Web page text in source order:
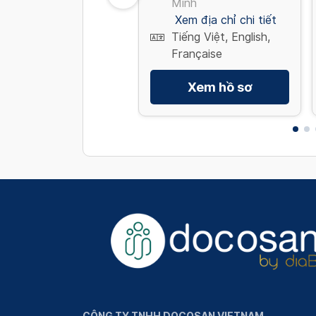
Minh
Xem địa chỉ chi tiết
Tiếng Việt, English,
Française
Xem hồ sơ